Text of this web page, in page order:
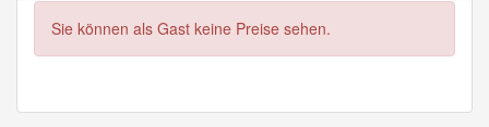
Sie können als Gast keine Preise sehen.